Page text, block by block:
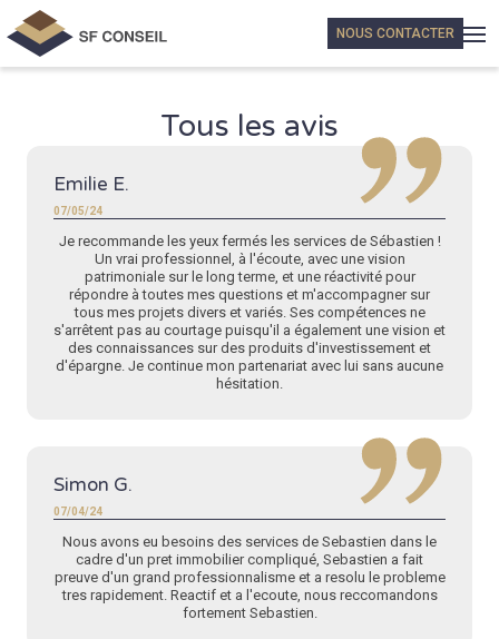
Les avis
Crédit immobilier professionnel
Regroupement de crédits
Financement de trésorerie
Assurance
Prévoyance
Assurance emprunteur
Patrimoine
Financement patrimonial
Audit patrimonial
NOUS CONTACTER
Tous les avis
Emilie E.
07/05/24
Je recommande les yeux fermés les services de Sébastien !
Un vrai professionnel, à l'écoute, avec une vision
patrimoniale sur le long terme, et une réactivité pour
répondre à toutes mes questions et m'accompagner sur
tous mes projets divers et variés. Ses compétences ne
s'arrêtent pas au courtage puisqu'il a également une vision et
des connaissances sur des produits d'investissement et
d'épargne. Je continue mon partenariat avec lui sans aucune
hésitation.
Simon G.
07/04/24
Nous avons eu besoins des services de Sebastien dans le
cadre d'un pret immobilier compliqué, Sebastien a fait
preuve d'un grand professionnalisme et a resolu le probleme
tres rapidement. Reactif et a l'ecoute, nous reccomandons
fortement Sebastien.